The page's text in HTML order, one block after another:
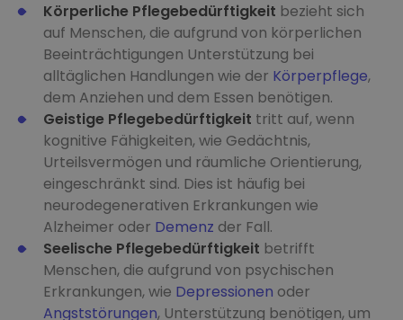
Körperliche Pflegebedürftigkeit bezieht sich
auf Menschen, die aufgrund von körperlichen
Beeinträchtigungen Unterstützung bei
alltäglichen Handlungen wie der Körperpflege,
dem Anziehen und dem Essen benötigen.
Geistige Pflegebedürftigkeit tritt auf, wenn
kognitive Fähigkeiten, wie Gedächtnis,
Urteilsvermögen und räumliche Orientierung,
eingeschränkt sind. Dies ist häufig bei
neurodegenerativen Erkrankungen wie
Alzheimer oder Demenz der Fall.
Seelische Pflegebedürftigkeit betrifft
Menschen, die aufgrund von psychischen
Erkrankungen, wie Depressionen oder
Angststörungen, Unterstützung benötigen, um